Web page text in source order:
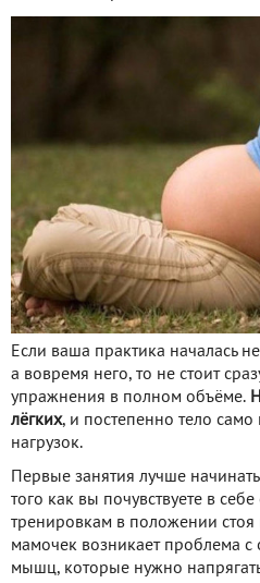
Если ваша практика началась
а вовремя него, то не стоит
упражнения в полном объёме.
лёгких, и постепенно тело
нагрузок.
Первые занятия лучше
того как вы почувствуете в
тренировкам в положении стоя
мамочек возникает проблема
мышц, которые нужно